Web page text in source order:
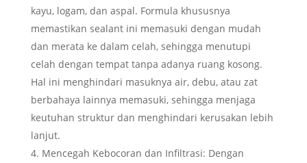
kayu, logam, dan aspal. Formula khususnya
memastikan sealant ini memasuki dengan mudah
dan merata ke dalam celah, sehingga menutupi
celah dengan tempat tanpa adanya ruang kosong.
Hal ini menghindari masuknya air, debu, atau zat
berbahaya lainnya memasuki, sehingga menjaga
keutuhan struktur dan menghindari kerusakan lebih
lanjut.
Mencegah Kebocoran dan Infiltrasi: Dengan